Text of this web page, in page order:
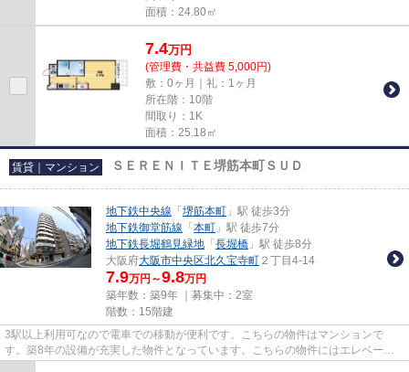
面積：24.80㎡
7.4万円
(管理費・共益費 5,000円)
敷：0ヶ月｜礼：1ヶ月
所在階：10階
間取り：1K
面積：25.18㎡
賃貸｜マンション ＳＥＲＥＮＩＴＥ堺筋本町ＳＵＤ
地下鉄中央線 「 堺筋本町 」駅 徒歩3分
地下鉄御堂筋線 「 本町 」駅 徒歩7分
地下鉄長堀鶴見緑地 「 長堀橋 」駅 徒歩8分
大阪府大阪市中央区北久宝寺町 ２丁目4-14
7.9万円～9.8万円
築年数：築9年 ｜募集中： 2室
階数：15階建
3駅以上利用可なので電車での移動が便利です。こちらの物件はマンションで
す。築8年の設備が充実した物件となっています。こちらの物件にはエレベータ